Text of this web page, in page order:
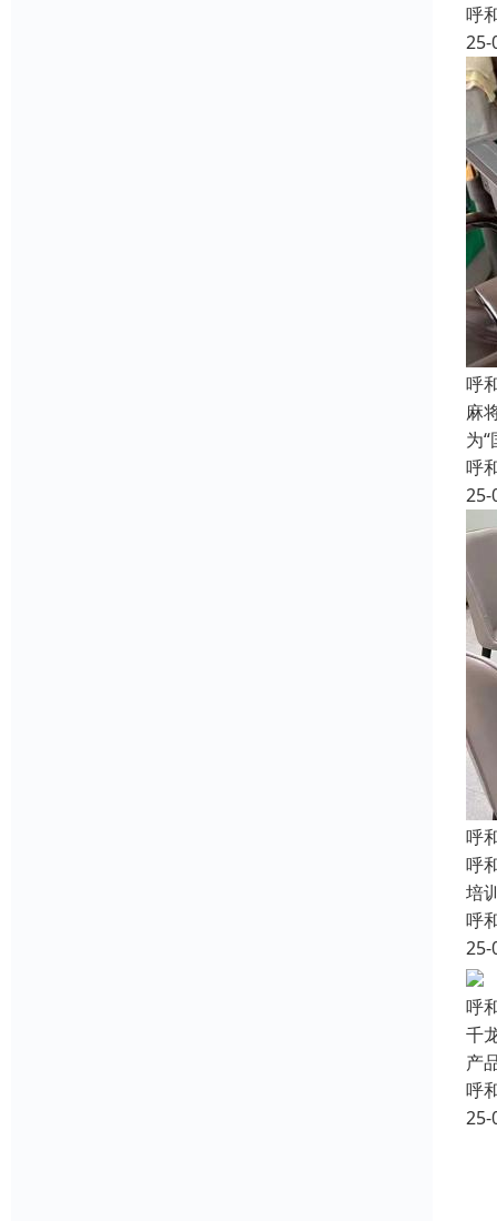
呼
25-
呼
麻
为
呼
25-
呼
呼
培
呼
25-
呼
千
产
呼
25-